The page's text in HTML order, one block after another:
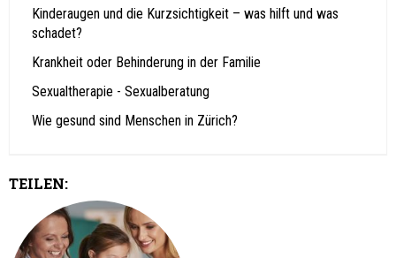
Kinderaugen und die Kurzsichtigkeit – was hilft und was
schadet?
Krankheit oder Behinderung in der Familie
Sexualtherapie - Sexualberatung
Wie gesund sind Menschen in Zürich?
TEILEN: